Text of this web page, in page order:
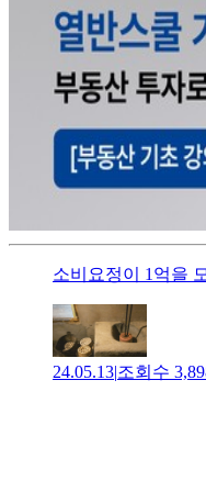
소비요정이 1억을
24.05.13|조회수